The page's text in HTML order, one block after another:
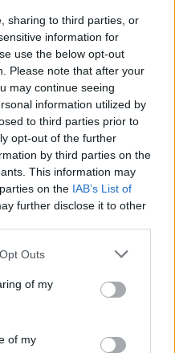
sharing to third parties, or
information for
use the below opt-out
Please note that after your
may continue seeing
information utilized by
to third parties prior to
opt-out of the further
by third parties on the
This information may
on the IAB’s List of
further disclose it to other
Outs
of my
of my
nuotraukų (11)
ąjį pavasarį.
nuotr.
o kai prieš
veidai. Tai ir save